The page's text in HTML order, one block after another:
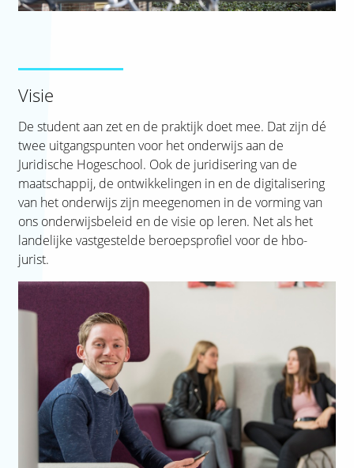
Visie
De student aan zet en de praktijk doet mee. Dat zijn dé
twee uitgangspunten voor het onderwijs aan de
Juridische Hogeschool. Ook de juridisering van de
maatschappij, de ontwikkelingen in en de digitalisering
van het onderwijs zijn meegenomen in de vorming van
ons onderwijsbeleid en de visie op leren. Net als het
landelijke vastgestelde beroepsprofiel voor de hbo-
jurist.